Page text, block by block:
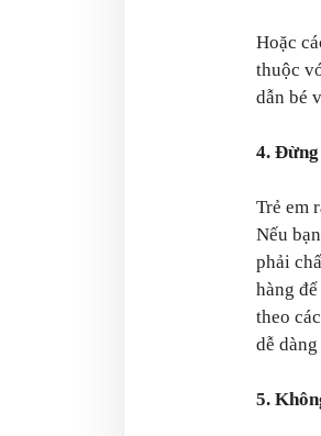
Hoặc
thuộc
dẫn bé
4. Đừng
Trẻ em
Nếu
phải
hàng
theo
dễ
5.